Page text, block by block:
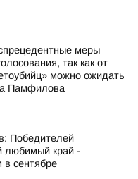
меры
так как от
можно ожидать
Памфилова
Победителей
любимый край -
в сентябре